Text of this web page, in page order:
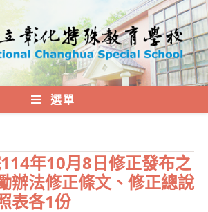
選單
年10月8日修正發布之
辦法修正條文、修正總說
表各1份